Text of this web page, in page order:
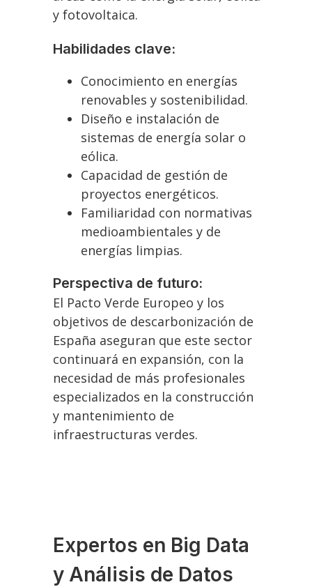
y fotovoltaica.
Habilidades clave:
Conocimiento en energías
renovables y sostenibilidad.
Diseño e instalación de
sistemas de energía solar o
eólica.
Capacidad de gestión de
proyectos energéticos.
Familiaridad con normativas
medioambientales y de
energías limpias.
Perspectiva de futuro:
El Pacto Verde Europeo y los
objetivos de descarbonización de
España aseguran que este sector
continuará en expansión, con la
necesidad de más profesionales
especializados en la construcción
y mantenimiento de
infraestructuras verdes.
Expertos en Big Data
y Análisis de Datos